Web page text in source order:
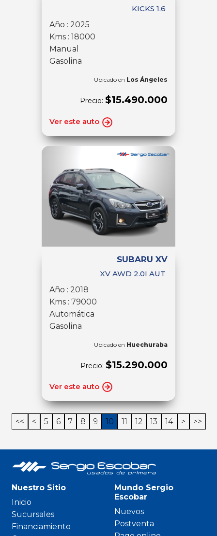
KICKS 1.6
Año : 2025
Kms : 18000
Manual
Gasolina
Ubicado en Los Ángeles
Precio: $15.490.000
Ver este auto
SUBARU XV
XV AWD 2.0I AUT
Año : 2018
Kms : 79000
Automática
Gasolina
Ubicado en Huechuraba
Precio: $15.290.000
Ver este auto
<< < 5 6 7 8 9 10 11 12 13 14 > >>
Nuestro Sitio
Inicio
Sucursales
Financiamiento
Mundo Sergio
Escobar
Nuevos
Postventa